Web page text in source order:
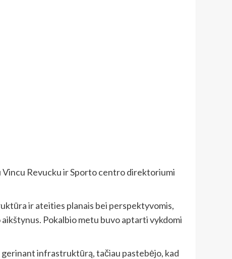
Revucku ir Sporto centro direktoriumi
ir ateities planais bei perspektyvomis,
Pokalbio metu buvo aptarti vykdomi
gerinant infrastruktūrą, tačiau pastebėjo, kad